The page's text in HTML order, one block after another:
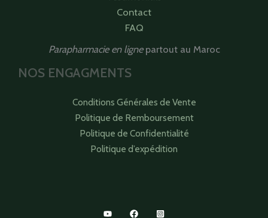
Contact
FAQ
Parapharmacie en lignepartout au Maroc
NOS ENGAGMENTS
Conditions Générales de Vente
Politique de Remboursement
Politique de Confidentialité
Politique d’expédition